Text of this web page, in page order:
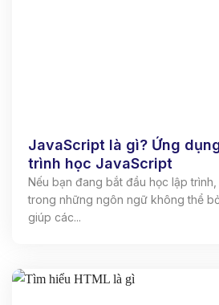
JavaScript là gì? Ứng
trình học JavaScript
Nếu bạn đang bắt đầu học lập
trong những ngôn ngữ không thể
giúp các...